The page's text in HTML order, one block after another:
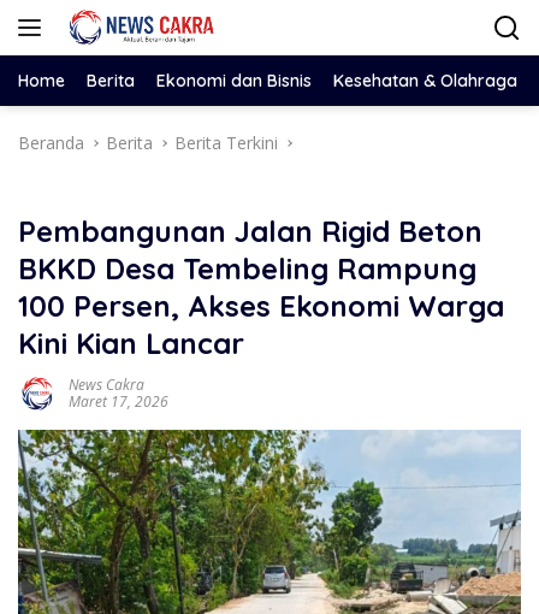
Langsung
Home Berita Ekonomi dan Bisnis Kesehatan & Olahraga
Beranda Berita Berita Terkini
Pembangunan Jalan Rigid Beton
BKKD Desa Tembeling Rampung
100 Persen, Akses Ekonomi Warga
Kini Kian Lancar
News Cakra
Maret 17, 2026